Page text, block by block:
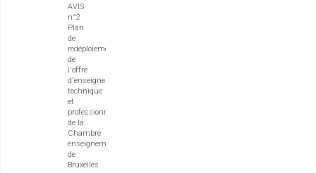
AVIS
n°2
Plan
de
redéploiement
de
l'offre
d'enseignement
technique
et
professionnel
de la
Chambre
enseignement
de
Bruxelles